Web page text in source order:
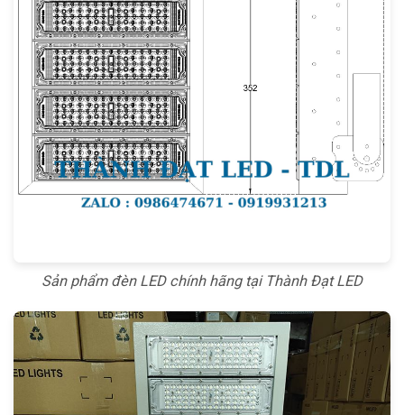
Sản phẩm đèn LED chính hãng tại Thành Đạt LED